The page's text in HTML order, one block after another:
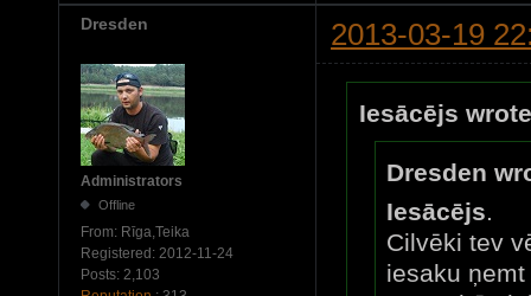
Dresden 2013-03-19
Administrators
Offline
From: Rīga,Teika
Registered: 2012-11-24
Posts: 2,103
Iesācējs
Dresden
Iesācējs
Cilvēki tev
iesaku